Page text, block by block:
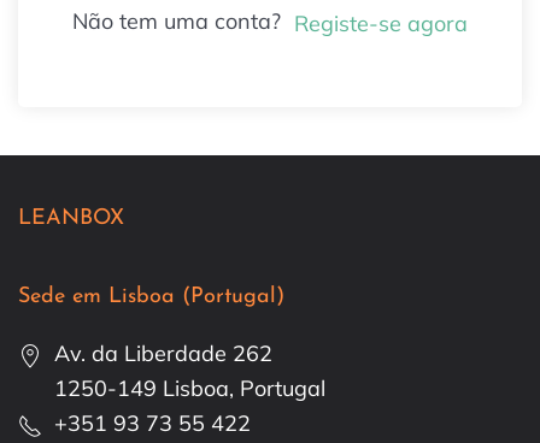
Não tem uma conta? Registe-se agora
LEANBOX
Sede em Lisboa (Portugal)
Av. da Liberdade 262
1250-149 Lisboa, Portugal
+351 93 73 55 422